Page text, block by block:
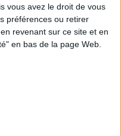
vous avez le droit de vous
préférences ou retirer
revenant sur ce site et en
en bas de la page Web.
DE SE TARTINER